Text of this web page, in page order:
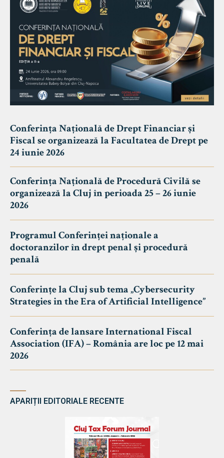
Conferința Națională de Drept Financiar și
Fiscal se organizează la Facultatea de Drept pe
24 iunie 2026
Conferința Națională de Procedură Civilă se
organizează la Cluj în perioada 25 – 26 iunie
2026
Programul Conferinței naționale a
doctoranzilor în drept penal și procedură
penală
Conferințe la Cluj sub tema „Cybersecurity
Strategies in the Era of Artificial Intelligence”
Conferința de lansare International Fiscal
Association (IFA) – România are loc pe 12 mai
2026
APARIȚII EDITORIALE RECENTE